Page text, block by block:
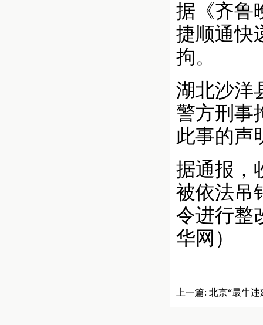
据《齐鲁
捷顺通快
拘。
湖北沙洋
警方刑事
此事的声
据通报，
被依法吊
令进行整
华网）
上一篇: 北京“最牛